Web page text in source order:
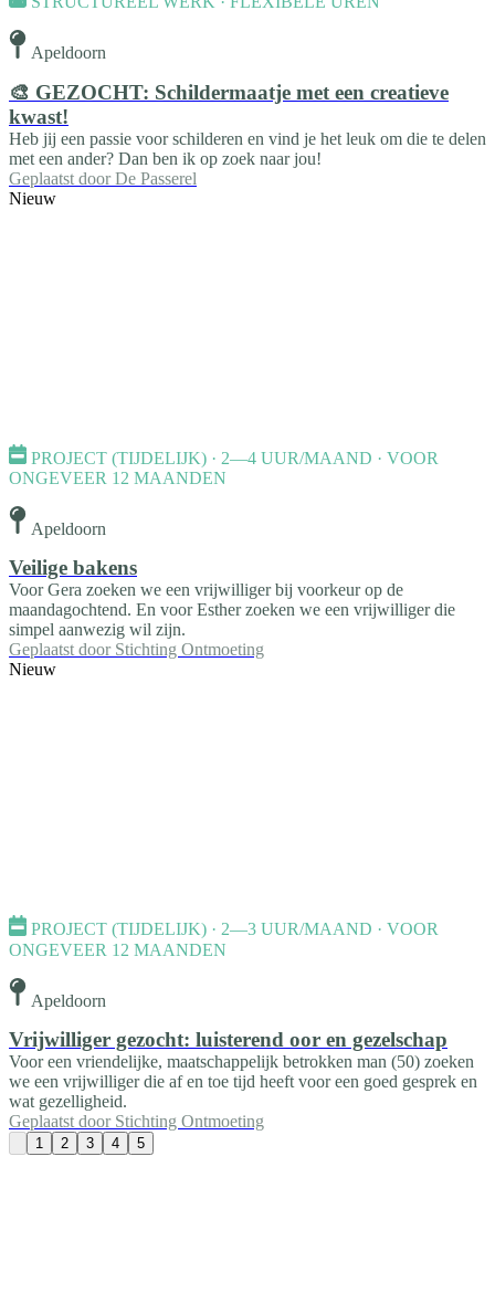
Apeldoorn
🎨 GEZOCHT: Schildermaatje met een creatieve
kwast!
Heb jij een passie voor schilderen en vind je het leuk om die te delen
met een ander? Dan ben ik op zoek naar jou!
Geplaatst door De Passerel
Nieuw
PROJECT (TIJDELIJK) · 2—4 UUR/MAAND · VOOR
ONGEVEER 12 MAANDEN
Apeldoorn
Veilige bakens
Voor Gera zoeken we een vrijwilliger bij voorkeur op de
maandagochtend. En voor Esther zoeken we een vrijwilliger die
simpel aanwezig wil zijn.
Geplaatst door Stichting Ontmoeting
Nieuw
PROJECT (TIJDELIJK) · 2—3 UUR/MAAND · VOOR
ONGEVEER 12 MAANDEN
Apeldoorn
Vrijwilliger gezocht: luisterend oor en gezelschap
Voor een vriendelijke, maatschappelijk betrokken man (50) zoeken
we een vrijwilliger die af en toe tijd heeft voor een goed gesprek en
wat gezelligheid.
Geplaatst door Stichting Ontmoeting
1 2 3 4 5